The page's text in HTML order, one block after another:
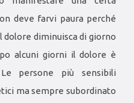
deve farvi paura perché
diminuisca di giorno
alcuni giorni il dolore è
persone più sensibili
ma sempre subordinato